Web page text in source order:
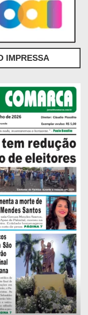
IMPRESSA